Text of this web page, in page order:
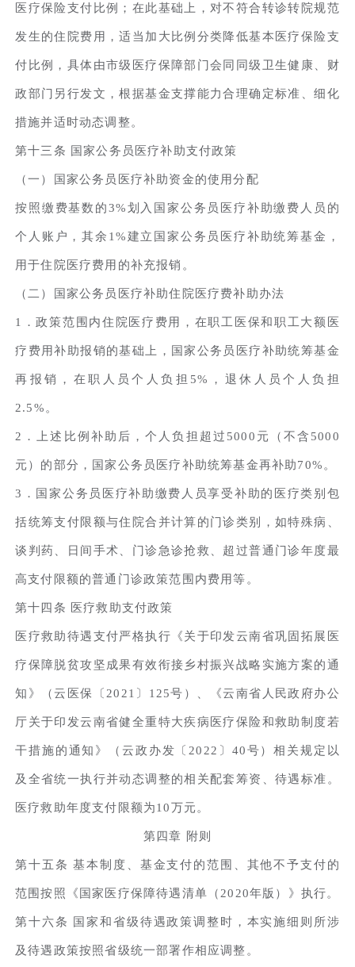
医疗保险支付比例；在此基础上，对不符合转诊转院规范
发生的住院费用，适当加大比例分类降低基本医疗保险支
付比例，具体由市级医疗保障部门会同同级卫生健康、财
政部门另行发文，根据基金支撑能力合理确定标准、细化
措施并适时动态调整。
第十三条 国家公务员医疗补助支付政策
（一）国家公务员医疗补助资金的使用分配
按照缴费基数的3%划入国家公务员医疗补助缴费人员的
个人账户，其余1%建立国家公务员医疗补助统筹基金，
用于住院医疗费用的补充报销。
（二）国家公务员医疗补助住院医疗费补助办法
1．政策范围内住院医疗费用，在职工医保和职工大额医
疗费用补助报销的基础上，国家公务员医疗补助统筹基金
再报销，在职人员个人负担5%，退休人员个人负担
2.5%。
2．上述比例补助后，个人负担超过5000元（不含5000
元）的部分，国家公务员医疗补助统筹基金再补助70%。
3．国家公务员医疗补助缴费人员享受补助的医疗类别包
括统筹支付限额与住院合并计算的门诊类别，如特殊病、
谈判药、日间手术、门诊急诊抢救、超过普通门诊年度最
高支付限额的普通门诊政策范围内费用等。
第十四条 医疗救助支付政策
医疗救助待遇支付严格执行《关于印发云南省巩固拓展医
疗保障脱贫攻坚成果有效衔接乡村振兴战略实施方案的通
知》（云医保〔2021〕125号）、《云南省人民政府办公
厅关于印发云南省健全重特大疾病医疗保险和救助制度若
干措施的通知》（云政办发〔2022〕40号）相关规定以
及全省统一执行并动态调整的相关配套筹资、待遇标准。
医疗救助年度支付限额为10万元。
第四章 附则
第十五条 基本制度、基金支付的范围、其他不予支付的
范围按照《国家医疗保障待遇清单（2020年版）》执行。
第十六条 国家和省级待遇政策调整时，本实施细则所涉
及待遇政策按照省级统一部署作相应调整。